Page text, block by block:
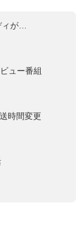
が…
ュー番組
時間変更